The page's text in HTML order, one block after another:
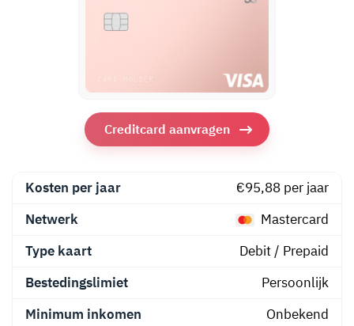
Creditcard aanvragen
Kosten per jaar
€95,88 per jaar
Netwerk
Mastercard
Type kaart
Debit / Prepaid
Bestedingslimiet
Persoonlijk
Minimum inkomen
Onbekend